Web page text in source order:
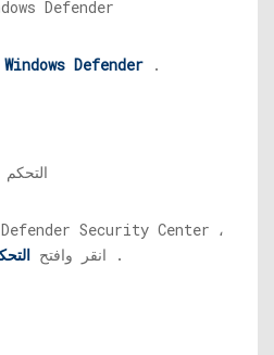
مركز أمان Windows Defender .
انقر وافتح
.